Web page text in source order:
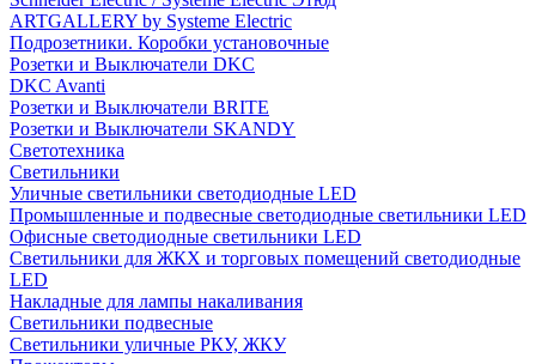
ARTGALLERY by Systeme Electric
Подрозетники. Коробки установочные
Розетки и Выключатели DKC
DKC Avanti
Розетки и Выключатели BRITE
Розетки и Выключатели SKANDY
Светотехника
Светильники
Уличные светильники светодиодные LED
Промышленные и подвесные светодиодные светильники LED
Офисные светодиодные светильники LED
Светильники для ЖКХ и торговых помещений светодиодные
LED
Накладные для лампы накаливания
Светильники подвесные
Светильники уличные РКУ, ЖКУ